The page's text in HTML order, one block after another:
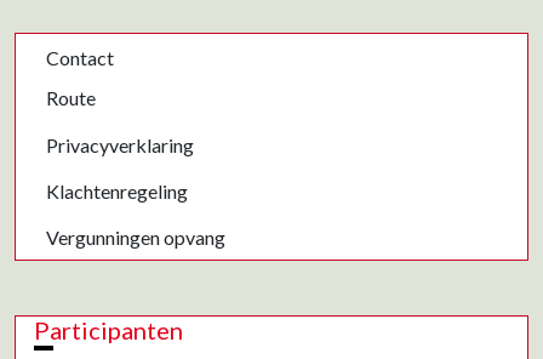
Contact
Route
Privacyverklaring
Klachtenregeling
Vergunningen opvang
Participanten